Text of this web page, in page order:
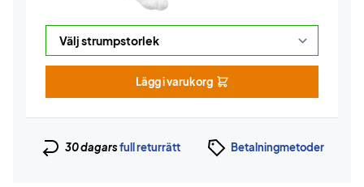
Lägg i varukorg
30 dagarsfull returrätt Betalningmetoder